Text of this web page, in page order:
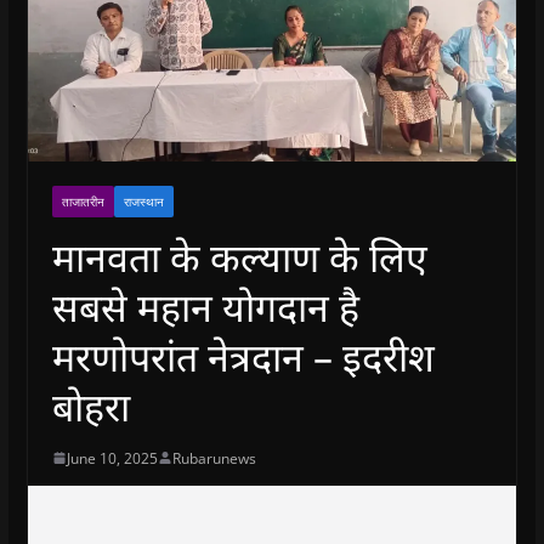
ताजातरीन राजस्थान
मानवता के कल्याण के लिए
सबसे महान योगदान है
मरणोपरांत नेत्रदान – इदरीश
बोहरा
June 10, 2025 Rubarunews